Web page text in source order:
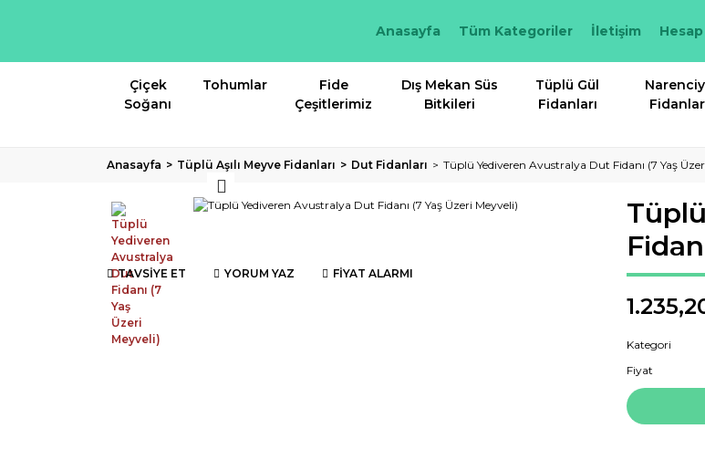
Anasayfa Tüm Kategoriler İletişim Hesap
Çiçek
Soğanı
Tohumlar
Fide
Çeşitlerimiz
Dış Mekan Süs
Bitkileri
Tüplü Gül
Fidanları
Anasayfa Tüplü Aşılı Meyve Fidanları Dut Fidanları Tüplü Yediveren Avustralya Dut Fidanı (7 Yaş
TAVSİYE ET YORUM YAZ FİYAT ALARMI
Kategori
Fiyat